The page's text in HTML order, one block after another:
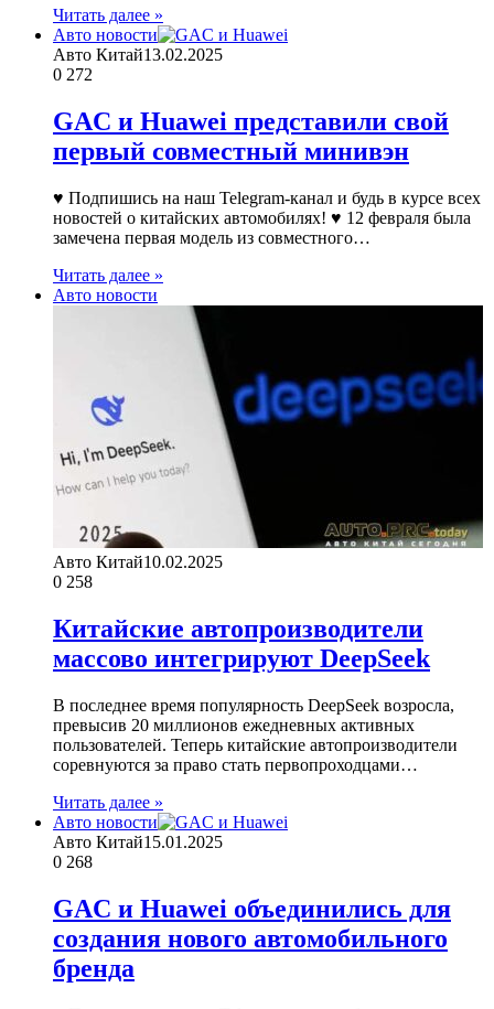
Читать далее »
Авто новости
Авто Китай13.02.2025
0 272
GAC и Huawei представили свой
первый совместный минивэн
♥ Подпишись на наш Telegram-канал и будь в курсе всех
новостей о китайских автомобилях! ♥ 12 февраля была
замечена первая модель из совместного…
Читать далее »
Авто новости
Авто Китай10.02.2025
0 258
Китайские автопроизводители
массово интегрируют DeepSeek
В последнее время популярность DeepSeek возросла,
превысив 20 миллионов ежедневных активных
пользователей. Теперь китайские автопроизводители
соревнуются за право стать первопроходцами…
Читать далее »
Авто новости
Авто Китай15.01.2025
0 268
GAC и Huawei объединились для
создания нового автомобильного
бренда